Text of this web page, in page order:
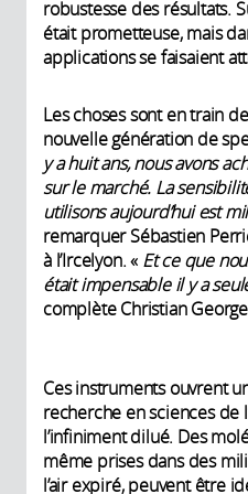
robustesse des résultats.
était prometteuse, mais
applications se faisaient
Les choses sont en train
nouvelle génération de
y a huit ans, nous avons
sur le marché. La
utilisons aujourd’hui est
remarquer Sébastien
à l’Ircelyon. « Et ce que
était impensable il y a
complète Christian
Ces instruments ouvrent
recherche en sciences de
l’infiniment dilué. Des
même prises dans des
l’air expiré, peuvent être